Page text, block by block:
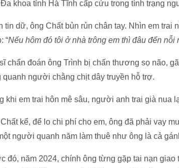
khoa tỉnh Hà Tĩnh cấp cứu trong tình trạng
tin dữ, ông Chất bủn rủn chân tay. Nhìn em
“Nếu hôm đó tôi ở nhà trông em thì đâu đến nỗi
chẩn đoán ông Trình bị chấn thương sọ não,
quanh người chằng chịt dây truyền hỗ trợ.
khi em trai hôn mê sâu, người anh trai già nua
kể, để lo chi phí cho em, ông đã phải vay
người quanh năm làm thuê như ông là cả
đó, năm 2024, chính ông từng gặp tai nạn